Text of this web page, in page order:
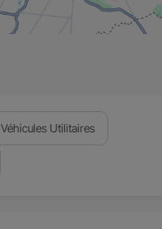
Véhicules Utilitaires